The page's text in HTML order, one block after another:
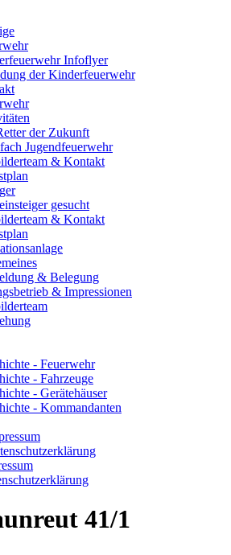
Infoflyer
der Kinderfeuerwehr
der Zukunft
Jugendfeuerwehr
& Kontakt
gesucht
& Kontakt
& Belegung
& Impressionen
- Feuerwehr
- Fahrzeuge
- Gerätehäuser
- Kommandanten
41/1